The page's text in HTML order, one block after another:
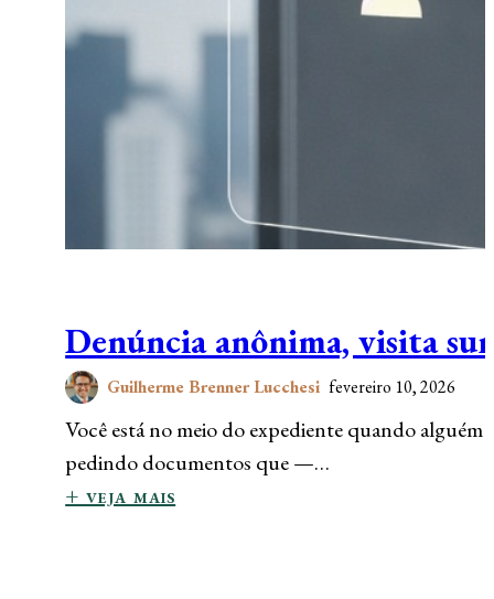
Denúncia anônima, visita
Guilherme Brenner Lucchesi fevereiro 10, 2026
Você está no meio do expediente quando
pedindo documentos que —…
+ veja mais